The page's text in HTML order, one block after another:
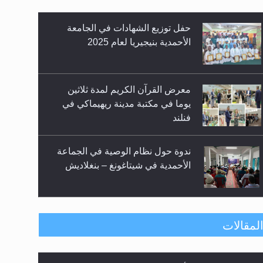
معرض القرآن الكريم لمدة ثلاثين
فنلند
ندوة حول نظام الوصية في الجماعة
الأحمدية في شيتاغونغ – بنغلاديش
اليوم الوطني الرياضي لمجلس أنصار
المقالات
السلام.. 4...